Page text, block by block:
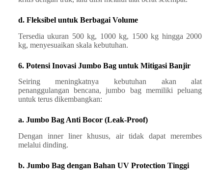
d. Fleksibel untuk Berbagai Volume
Tersedia ukuran 500 kg, 1000 kg, 1500 kg hingga 2000
kg, menyesuaikan skala kebutuhan.
6. Potensi Inovasi Jumbo Bag untuk Mitigasi Banjir
Seiring meningkatnya kebutuhan akan alat
penanggulangan bencana, jumbo bag memiliki peluang
untuk terus dikembangkan:
a. Jumbo Bag Anti Bocor (Leak-Proof)
Dengan inner liner khusus, air tidak dapat merembes
melalui dinding.
b. Jumbo Bag dengan Bahan UV Protection Tinggi